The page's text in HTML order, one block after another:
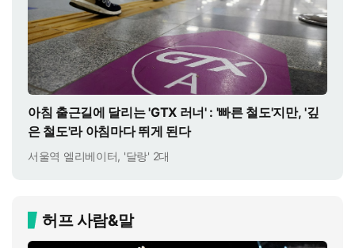
아침 출근길에 달리는 'GTX 러너' : '빠른 철도'지만, '깊
은 철도'라 아침마다 뛰게 된다
서울역 엘리베이터, '달랑' 2대
허프 사람&말